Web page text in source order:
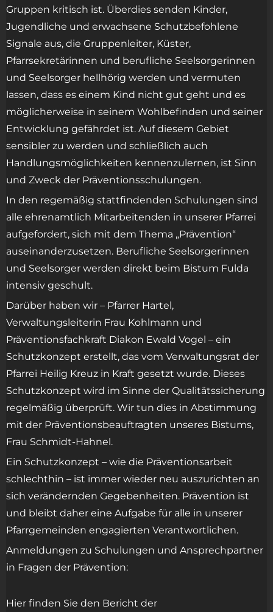
Gruppen kritisch ist. Überdies senden Kinder,
Jugendliche und erwachsene Schutzbefohlene
Signale aus, die Gruppenleiter, Küster,
Pfarrsekretärinnen und berufliche Seelsorgerinnen
und Seelsorger hellhörig werden und vermuten
lassen, dass es einem Kind nicht gut geht und es
möglicherweise in seinem Wohlbefinden und seiner
Entwicklung gefährdet ist. Auf diesem Gebiet
sensibler zu werden und schließlich auch
Handlungsmöglichkeiten kennenzulernen, ist Sinn
und Zweck der Präventionsschulungen.
In den regemäßig stattfindenden Schulungen sind
alle ehrenamtlich Mitarbeitenden in unserer Pfarrei
aufgefordert, sich mit dem Thema „Prävention“
auseinanderzusetzen. Berufliche Seelsorgerinnen
und Seelsorger werden direkt beim Bistum Fulda
intensiv geschult.
Darüber haben wir – Pfarrer Hartel,
Verwaltungsleiterin Frau Kohlmann und
Präventionsfachkraft Diakon Ewald Vogel – ein
Schutzkonzept erstellt, das vom Verwaltungsrat der
Pfarrei Heilig Kreuz in Kraft gesetzt wurde. Dieses
Schutzkonzept wird im Sinne der Qualitätssicherung
regelmäßig überprüft. Wir tun dies in Abstimmung
mit der Präventionsbeauftragten unseres Bistums,
Frau Schmidt-Hahnel.
Ein Schutzkonzept – wie die Präventionsarbeit
schlechthin – ist immer wieder neu auszurichten an
sich verändernden Gegebenheiten. Prävention ist
und bleibt daher eine Aufgabe für alle in unserer
Pfarrgemeinden engagierten Verantwortlichen.
Anmeldungen zu Schulungen und Ansprechpartner
in Fragen der Prävention:
Hier finden Sie den Bericht der